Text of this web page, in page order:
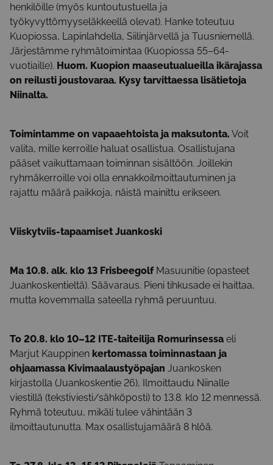
henkilöille (myös kuntoutustuella ja
työkyvyttömyyseläkkeellä olevat). Hanke toteutuu
Kuopiossa, Lapinlahdella, Siilinjärvellä ja Tuusniemellä.
Järjestämme ryhmätoimintaa (Kuopiossa 55–64-
vuotiaille). Huom. Kuopion maaseutualueilla ikärajassa
on reilusti joustovaraa. Kysy tarvittaessa lisätietoja
Niinalta.
Toimintamme on vapaaehtoista ja maksutonta. Voit
valita, mille kerroille haluat osallistua. Osallistujana
pääset vaikuttamaan toiminnan sisältöön. Joillekin
ryhmäkerroille voi olla ennakkoilmoittautuminen ja
rajattu määrä paikkoja, näistä mainittu erikseen.
Viiskytviis-tapaamiset Juankoski
Ma 10.8. alk. klo 13 FrisbeegolfMasuunitie (opasteet
Juankoskentieltä). Säävaraus. Pieni tihkusade ei haittaa,
mutta kovemmalla sateella ryhmä peruuntuu.
To 20.8. klo 10–12 ITE-taiteilija Romurinsessa eli
Marjut Kauppinen kertomassa toiminnastaan ja
ohjaamassa Kivimaalaustyöpajan Juankosken
kirjastolla (Juankoskentie 26), Ilmoittaudu Niinalle
viestillä (tekstiviesti/sähköposti) to 13.8. klo 12 mennessä.
Ryhmä toteutuu, mikäli tulee vähintään 3
ilmoittautunutta. Max osallistujamäärä 8 hlöä.